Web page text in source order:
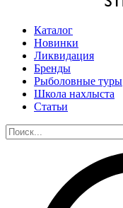
Каталог
Новинки
Ликвидация
Бренды
Рыболовные туры
Школа нахлыста
Статьи